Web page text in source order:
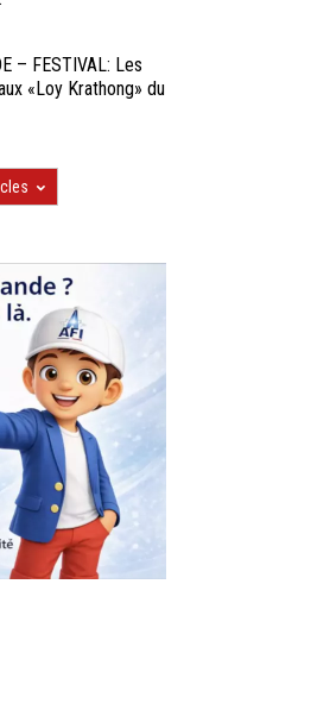
– FESTIVAL: Les
«Loy Krathong» du